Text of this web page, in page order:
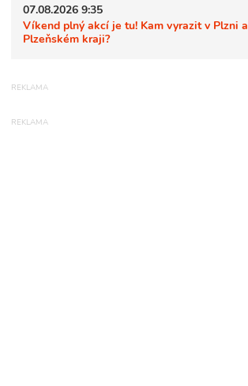
07.08.2026 9:35
Víkend plný akcí je tu! Kam vyrazit v Plzni a
Plzeňském kraji?